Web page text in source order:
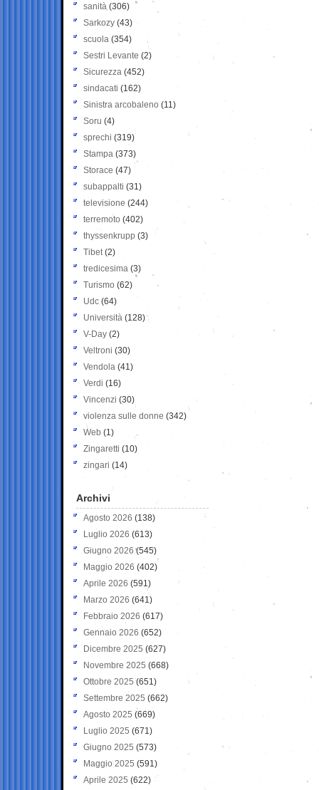
sanità (306)
Sarkozy (43)
scuola (354)
Sestri Levante (2)
Sicurezza (452)
sindacati (162)
Sinistra arcobaleno (11)
Soru (4)
sprechi (319)
Stampa (373)
Storace (47)
subappalti (31)
televisione(244)
terremoto (402)
thyssenkrupp (3)
Tibet(2)
tredicesima (3)
Turismo (62)
Udc (64)
Università (128)
V-Day (2)
Veltroni (30)
Vendola (41)
Verdi (16)
Vincenzi (30)
violenza sulle donne (342)
Web (1)
Zingaretti (10)
zingari (14)
Archivi
Agosto 2026 (138)
Luglio 2026 (613)
Giugno 2026 (545)
Maggio 2026 (402)
Aprile 2026 (591)
Marzo 2026 (641)
Febbraio 2026 (617)
Gennaio 2026 (652)
Dicembre 2025 (627)
Novembre 2025 (668)
Ottobre 2025 (651)
Settembre 2025 (662)
Agosto 2025 (669)
Luglio 2025 (671)
Giugno 2025 (573)
Maggio 2025 (591)
Aprile 2025 (622)